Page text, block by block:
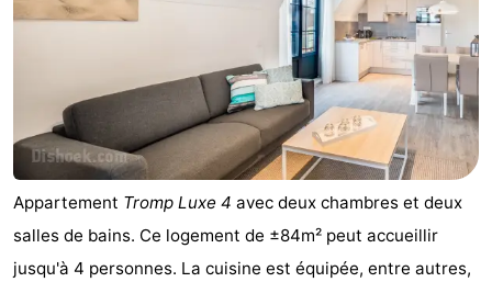
Appartement Tromp Luxe 4 avec deux chambres et deux
salles de bains. Ce logement de ±84m² peut accueillir
jusqu'à 4 personnes. La cuisine est équipée, entre autres,